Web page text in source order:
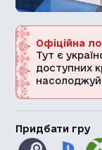
Офіційна
Тут є
доступних
Придбати гру